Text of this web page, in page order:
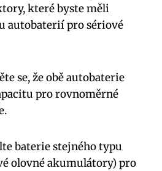
které byste měli
autobaterií pro sériové
se, že obě autobaterie
pro rovnoměrné
baterie stejného typu
olovné akumulátory) pro